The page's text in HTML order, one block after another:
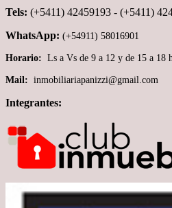
Tels: (+5411) 42459193 - (+5411)
WhatsApp: (+54911) 58016901
Horario: Ls a Vs de 9 a 12 y de 15 a 18
Mail: inmobiliariapanizzi@gmail.com
Integrantes: